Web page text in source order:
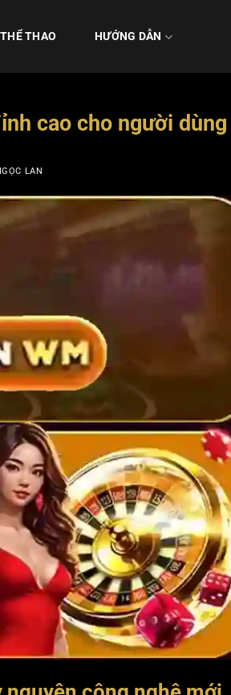
THỂ THAO HƯỚNG DẪN
cao cho người dùng
LAN